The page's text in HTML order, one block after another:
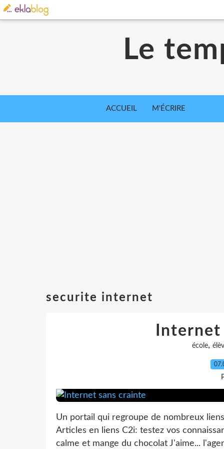
Le
ACCUEIL M'ÉCRIRE
securite internet
école,
Un portail qui regroupe de nombreux
Articles en liens C2i: testez vos
calme et mange du chocolat J'aime...